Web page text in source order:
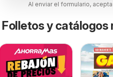
Al enviar el formulario,
Folletos y catálogos